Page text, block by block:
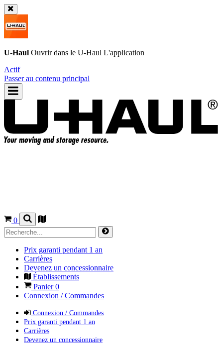
U-Haul Ouvrir dans le U-Haul L'application
Actif
Passer au contenu principal
0
Prix garanti pendant 1 an
Carrières
Devenez un concessionnaire
Établissements
Panier0
Connexion / Commandes
Connexion / Commandes
Prix garanti pendant 1 an
Carrières
Devenez un concessionnaire